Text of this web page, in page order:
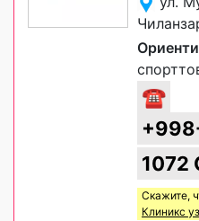
☎
1072
Скажите,
Клиникс уз